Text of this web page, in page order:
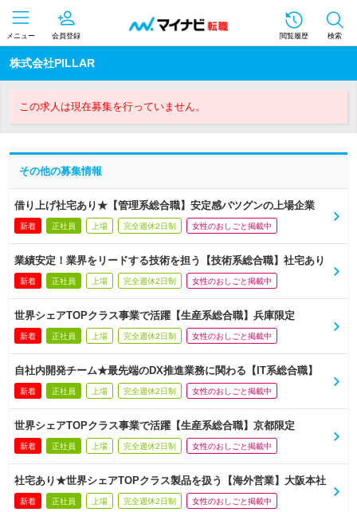
メニュー 会員登録 閲覧履歴 検索
株式会社PILLAR
この求人は現在募集を行っていません。
その他の募集情報
借り上げ社宅あり★【管理系総合職】安定感バツグンの上場企業
新着 正社員 上場 完全週休2日制 女性のおしごと掲載中
業績安定！業界をリードする技術を担う【技術系総合職】社宅あり
新着 正社員 上場 完全週休2日制 女性のおしごと掲載中
世界シェアTOPクラス事業で活躍【生産系総合職】兵庫限定
新着 正社員 上場 完全週休2日制 女性のおしごと掲載中
自社内開発チーム★最先端のDX推進業務に関わる【IT系総合職】
新着 正社員 上場 完全週休2日制 女性のおしごと掲載中
世界シェアTOPクラス事業で活躍【生産系総合職】京都限定
新着 正社員 上場 完全週休2日制 女性のおしごと掲載中
社宅あり★世界シェアTOPクラス製品を扱う【海外営業】大阪本社
新着 正社員 上場 完全週休2日制 女性のおしごと掲載中